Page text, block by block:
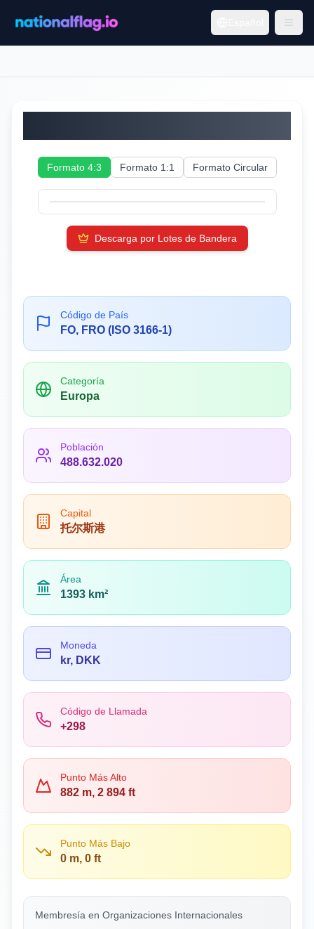
Formato 4:3 Formato 1:1 Formato Circular
Descarga por Lotes de Bandera
Código de País
FO, FRO (ISO 3166-1)
Categoría
Europa
Población
488.632.020
Capital
托尔斯港
Área
1393 km²
Moneda
kr, DKK
Código de Llamada
+298
Punto Más Alto
882 m, 2 894 ft
Punto Más Bajo
0 m, 0 ft
Membresía en Organizaciones Internacionales